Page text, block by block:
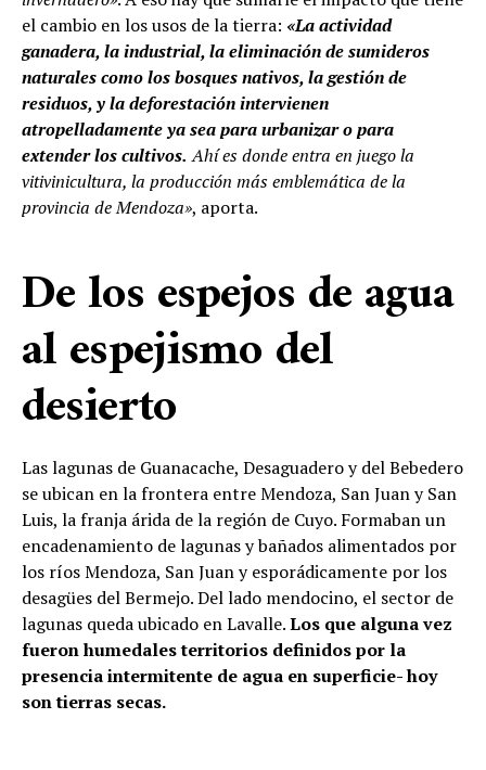
el cambio en los usos de la tierra: «La actividad
ganadera, la industrial, la eliminación de sumideros
naturales como los bosques nativos, la gestión de
residuos, y la deforestación intervienen
atropelladamente ya sea para urbanizar o para
extender los cultivos. Ahí es donde entra en juego la
vitivinicultura, la producción más emblemática de la
provincia de Mendoza», aporta.
De los espejos de agua
al espejismo del
desierto
Las lagunas de Guanacache, Desaguadero y del Bebedero
se ubican en la frontera entre Mendoza, San Juan y San
Luis, la franja árida de la región de Cuyo. Formaban un
encadenamiento de lagunas y bañados alimentados por
los ríos Mendoza, San Juan y esporádicamente por los
desagües del Bermejo. Del lado mendocino, el sector de
lagunas queda ubicado en Lavalle.Los que alguna vez
fueron humedales territorios definidos por la
presencia intermitente de agua en superficie- hoy
son tierras secas.